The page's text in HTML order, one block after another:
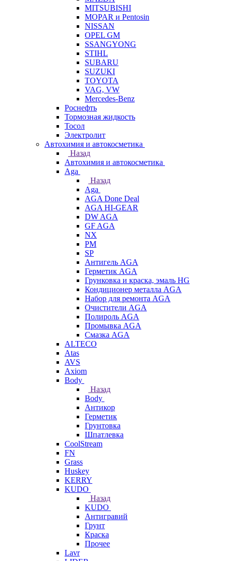
MITSUBISHI
MOPAR и Pentosin
NISSAN
OPEL GM
SSANGYONG
STIHL
SUBARU
SUZUKI
TOYOTA
VAG, VW
Мercedes-Benz
Роснефть
Тормозная жидкость
Тосол
Электролит
Автохимия и автокосметика
Назад
Автохимия и автокосметика
Aga
Назад
Aga
AGA Done Deal
AGA HI-GEAR
DW AGA
GF AGA
NX
PM
SP
Антигель AGA
Герметик AGA
Грунковка и краска, эмаль HG
Кондиционер металла AGA
Набор для ремонта AGA
Очистители AGA
Полироль AGA
Промывка AGA
Смазка AGA
ALTECO
Atas
AVS
Axiom
Body
Назад
Body
Антикор
Герметик
Грунтовка
Шпатлевка
CoolStream
FN
Grass
Huskey
KERRY
KUDO
Назад
KUDO
Антигравий
Грунт
Краска
Прочее
Lavr